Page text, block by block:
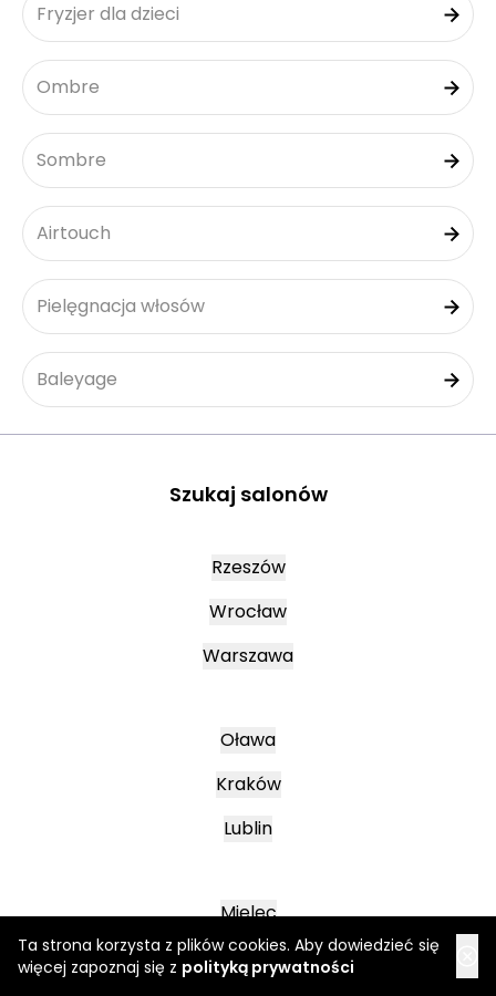
Ta strona korzysta z plików cookies. Aby dowiedzieć się
więcej zapoznaj się z polityką prywatności
Fryzjer dla dzieci
Ombre
Sombre
Airtouch
Pielęgnacja włosów
Baleyage
Szukaj salonów
Rzeszów
Wrocław
Warszawa
Oława
Kraków
Lublin
Mielec
Leszno